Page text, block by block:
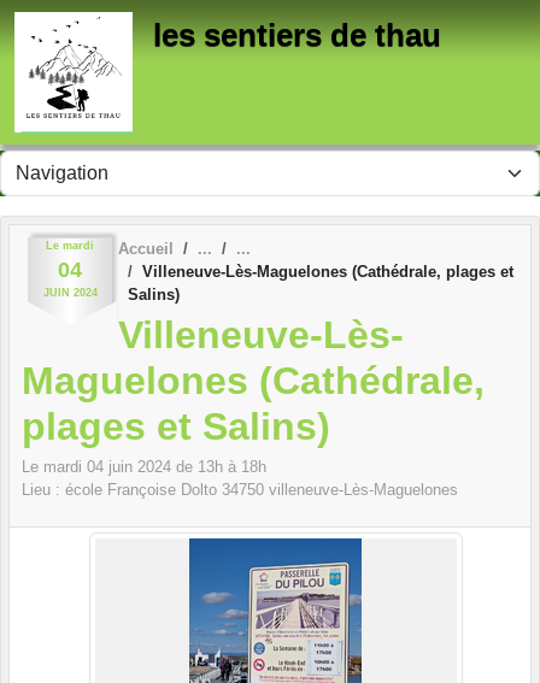
les sentiers de thau
Le mardi
04
JUIN 2024
Accueil
Villeneuve-Lès-Maguelones (Cathédrale, plages et
Salins)
Villeneuve-Lès-
Maguelones (Cathédrale,
plages et Salins)
Le mardi 04 juin 2024 de 13h à 18h
Lieu : école Françoise Dolto 34750 villeneuve-Lès-Maguelones
Panneau de gestion des cookies